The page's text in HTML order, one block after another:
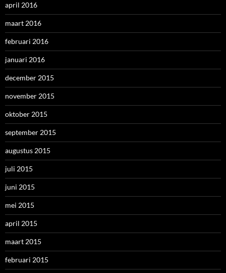
april 2016
maart 2016
februari 2016
januari 2016
december 2015
november 2015
oktober 2015
september 2015
augustus 2015
juli 2015
juni 2015
mei 2015
april 2015
maart 2015
februari 2015